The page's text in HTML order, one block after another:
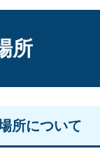
所
所について